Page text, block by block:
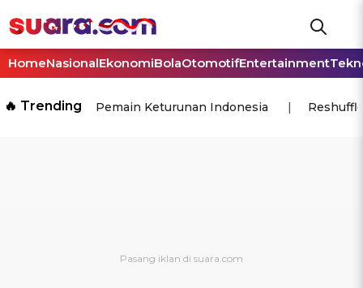
HomeNasionalEkonomiBolaOtomotifEntertainment
🔥 Trending Pemain Keturunan Indonesia